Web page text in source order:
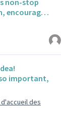
non-stop
encourag…
important,
des